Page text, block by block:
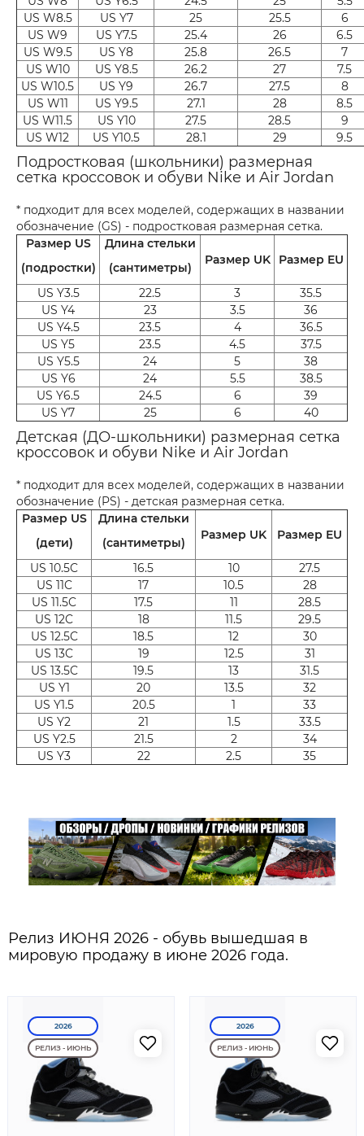
US W8.5
US Y7 25 25.5
6
US W9
US Y7.5 25.4 26
6.5
US W9.5
US Y8 25.8 26.5
7
US W10
US Y8.5 26.2 27
7.5
US W10.5
US Y9 26.7 27.5
8
US W11
US Y9.5 27.1 28
8.5
US W11.5
US Y10 27.5 28.5
9
US W12
US Y10.5 28.1 29 9.5
Подростковая (школьники) размерная
сетка кроссовок и обуви Nike и Air Jordan
* подходит для всех моделей, содержащих в названии
обозначение (GS) - подростковая размерная сетка.
Размер US
(подростки)
Длина стельки
(сантиметры)
Размер UK Размер EU
US Y3.5 22.5 3
35.5
US Y4
23 3.5
36
US Y4.5
23.5 4
36.5
US Y5
23.5 4.5
37.5
US Y5.5
24 5
38
US Y6
24 5.5
38.5
US Y6.5
24.5 6
39
US Y7
25 6 40
Детская (ДО-школьники) размерная сетка
кроссовок и обуви Nike и Air Jordan
* подходит для всех моделей, содержащих в названии
обозначение (PS) - детская размерная сетка.
Размер US
(дети)
Длина стельки
(сантиметры)
Размер UK Размер EU
US 10.5C 16.5 10
27.5
US 11C
17 10.5
28
US 11.5C
17.5 11
28.5
US 12C
18 11.5
29.5
US 12.5C
18.5 12
30
US 13C
19 12.5
31
US 13.5C
19.5 13
31.5
US Y1
20 13.5
32
US Y1.5
20.5 1
33
US Y2
21 1.5
33.5
US Y2.5
21.5 2
34
US Y3
22 2.5 35
Релиз ИЮНЯ 2026 - обувь вышедшая в
мировую продажу в июне 2026 года.
2026
РЕЛИЗ - ИЮНЬ
2026
РЕЛИЗ - ИЮНЬ